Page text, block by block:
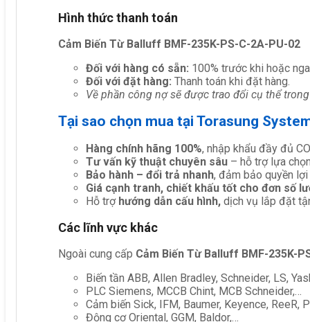
Hình thức thanh toán
Cảm Biến Từ Balluff BMF-235K-PS-C-2A-PU-02
Đối với hàng có sẵn: 100% trước khi hoặc
Đối với đặt hàng: Thanh toán khi đặt hàng.
Về phần công nợ sẽ được trao đổi cụ thể
Tại sao chọn mua tại Torasung
Hàng chính hãng 100%, nhập khẩu đầy đủ
Tư vấn kỹ thuật chuyên sâu – hỗ trợ lựa
Bảo hành – đổi trả nhanh, đảm bảo quyền lợi
Giá cạnh tranh, chiết khấu tốt cho đơn số
Hỗ trợ hướng dẫn cấu hình, dịch vụ lắp đặt
Các lĩnh vực khác
Ngoài cung cấp Cảm Biến Từ Balluff BMF-235K-
Biến tần ABB, Allen Bradley, Schneider, LS,
PLC Siemens, MCCB Chint, MCB Schneider,…
Cảm biến Sick, IFM, Baumer, Keyence, ReeR,
Động cơ Oriental, GGM, Baldor,…